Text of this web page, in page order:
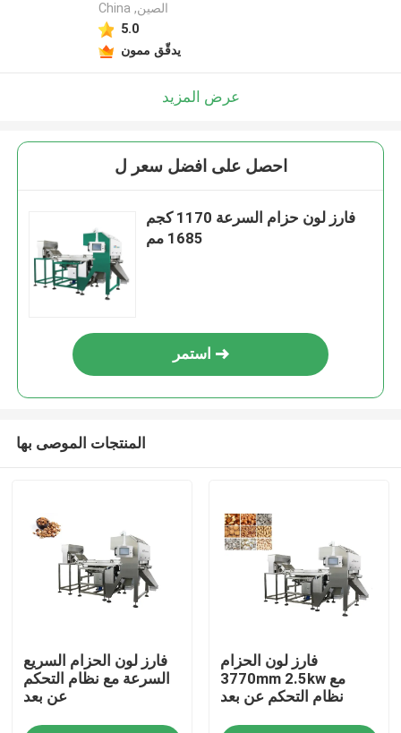
China ,الصين
5.0
يدقّق ممون
عرض المزيد
احصل على افضل سعر ل
فارز لون حزام السرعة 1170 كجم
1685 مم
استمر
المنتجات الموصى بها
فارز لون الحزام السريع
السرعة مع نظام التحكم
عن بعد
فارز لون الحزام
3770mm 2.5kw مع
نظام التحكم عن بعد